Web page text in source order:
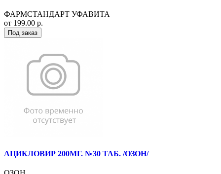
ФАРМСТАНДАРТ УФАВИТА
от 199.00 р.
Под заказ
АЦИКЛОВИР 200МГ. №30 ТАБ. /ОЗОН/